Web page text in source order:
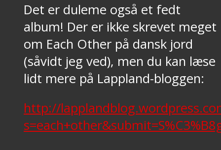
Det er duleme også et fedt
album! Der er ikke skrevet meget
om Each Other på dansk jord
(såvidt jeg ved), men du kan læse
lidt mere på Lappland-bloggen:
http://